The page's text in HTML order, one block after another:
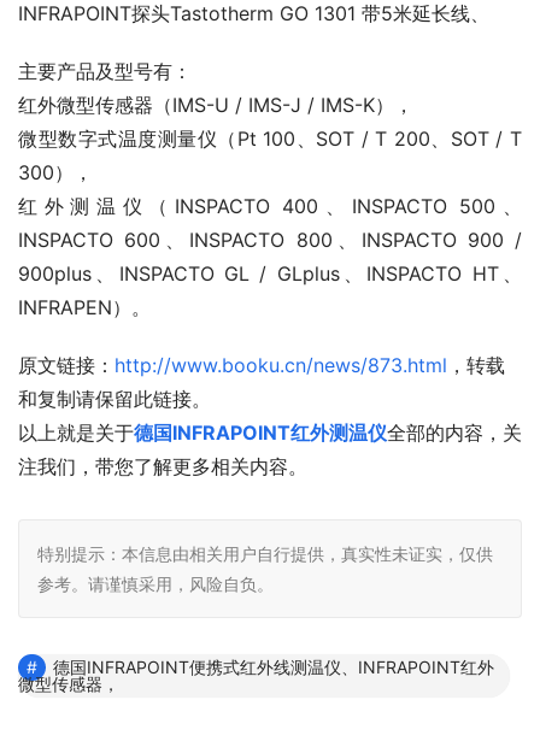
INFRAPOINT探头Tastotherm GO 1301 带5米延长线、
主要产品及型号有：
红外微型传感器（IMS-U / IMS-J / IMS-K），
微型数字式温度测量仪（Pt 100、SOT / T 200、SOT / T
300），
红外测温仪（INSPACTO 400、INSPACTO 500、
INSPACTO 600、INSPACTO 800、INSPACTO 900 /
900plus、INSPACTO GL / GLplus、INSPACTO HT、
INFRAPEN）。
原文链接： http://www.booku.cn/news/873.html ，转载
和复制请保留此链接。
以上就是关于德国INFRAPOINT红外测温仪全部的内容，关
注我们，带您了解更多相关内容。
特别提示：本信息由相关用户自行提供，真实性未证实，仅供
参考。请谨慎采用，风险自负。
德国INFRAPOINT便携式红外线测温仪、INFRAPOINT红外
微型传感器，